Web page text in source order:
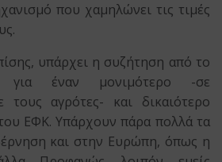
που χαμηλώνει τις τιμές
υπάρχει η συζήτηση από το
έναν μονιμότερο -σε
αγρότες- και δικαιότερο
ΕΦΚ. Υπάρχουν πάρα πολλά τα
και στην Ευρώπη, όπως η